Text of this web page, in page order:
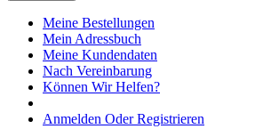
Meine Bestellungen
Mein Adressbuch
Meine Kundendaten
Nach Vereinbarung
Können Wir Helfen?
Anmelden Oder Registrieren